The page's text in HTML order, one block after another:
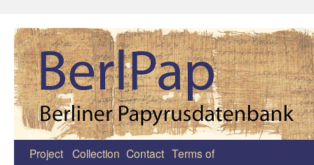
Zum
Project Collection Contact Terms of